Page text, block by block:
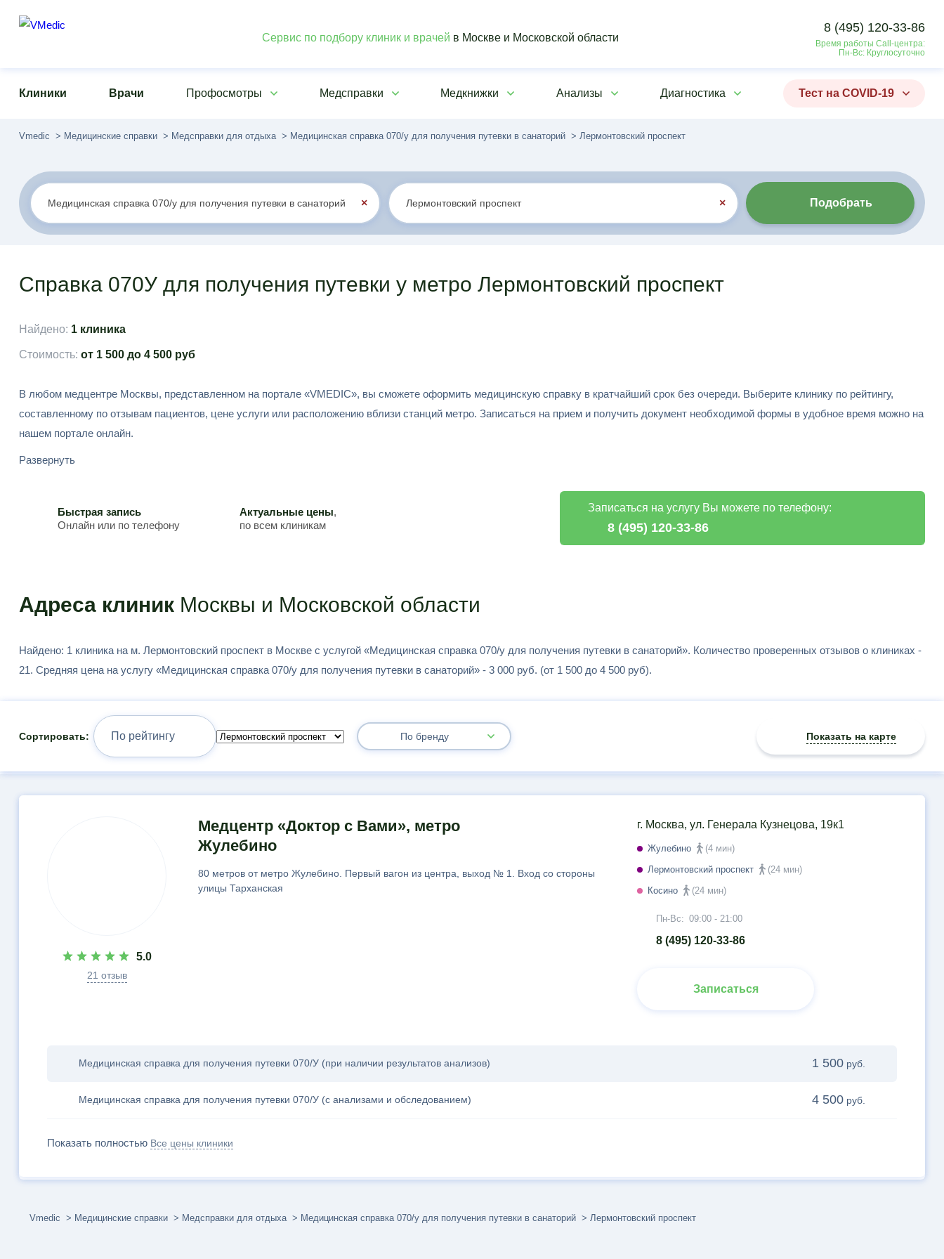
Сервис по подбору клиник и врачей в Москве и Московской области
8 (495) 120-33-86
Время работы Call-центра:
Пн-Вс: Круглосуточно
Клиники Врачи Профосмотры Медсправки Медкнижки Анализы Диагностика Тест на COVID-19
Vmedic Медицинские справки Медсправки для отдыха Медицинская справка 070/у для получения путевки в санаторий Лермонтовский проспект
× × Подобрать
Справка 070У для получения путевки у метро Лермонтовский проспект
Найдено: 1 клиника
Стоимость: от 1 500 до 4 500 руб
В любом медцентре Москвы, представленном на портале «VMEDIC», вы сможете оформить медицинскую справку в кратчайший срок без очереди. Выберите клинику по рейтингу,
составленному по отзывам пациентов, цене услуги или расположению вблизи станций метро. Записаться на прием и получить документ необходимой формы в удобное время можно на
нашем портале онлайн.
Развернуть
Быстрая запись
Онлайн или по телефону
Актуальные цены,
по всем клиникам
Записаться на услугу Вы можете по телефону:
8 (495) 120-33-86
Адреса клиник Москвы и Московской области
Найдено: 1 клиника на м. Лермонтовский проспект в Москве с услугой «Медицинская справка 070/у для получения путевки в санаторий». Количество проверенных отзывов о клиниках -
21. Средняя цена на услугу «Медицинская справка 070/у для получения путевки в санаторий» - 3 000 руб. (от 1 500 до 4 500 руб).
Сортировать: По бренду Показать на карте
5.0
21 отзыв
Медцентр «Доктор с Вами», метро
Жулебино
80 метров от метро Жулебино. Первый вагон из центра, выход № 1. Вход со стороны
улицы Тарханская
г. Москва, ул. Генерала Кузнецова, 19к1
Жулебино
(4 мин)
Лермонтовский проспект
(24 мин)
Косино
(24 мин)
Пн-Вс: 09:00 - 21:00
8 (495) 120-33-86
Записаться
Медицинская справка для получения путевки 070/У (при наличии результатов анализов) 1 500 руб.
Медицинская справка для получения путевки 070/У (с анализами и обследованием) 4 500 руб.
Показать полностью Все цены клиники
Vmedic Медицинские справки Медсправки для отдыха Медицинская справка 070/у для получения путевки в санаторий Лермонтовский проспект